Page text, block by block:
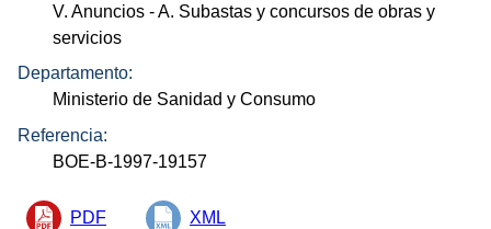
V. Anuncios - A. Subastas y concursos de obras y
servicios
Departamento:
Ministerio de Sanidad y Consumo
Referencia:
BOE-B-1997-19157
PDF XML